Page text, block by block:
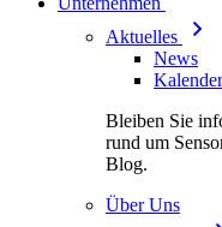
Aktuelles
News
Kalender
Bleiben Sie
rund um
Blog.
Über Uns